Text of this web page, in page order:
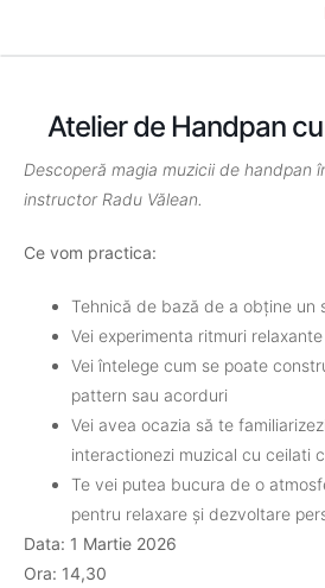
Atelier de Handpan
Descoperă magia muzicii de handpan
instructor Radu Vălean.
Ce vom practica:
Tehnică de bază de a obține un
Vei experimenta ritmuri
Vei întelege cum se poate
pattern sau acorduri
Vei avea ocazia să te
interactionezi muzical cu ceilati
Te vei putea bucura de o
pentru relaxare și dezvoltare
Data: 1 Martie 2026
Ora: 14,30